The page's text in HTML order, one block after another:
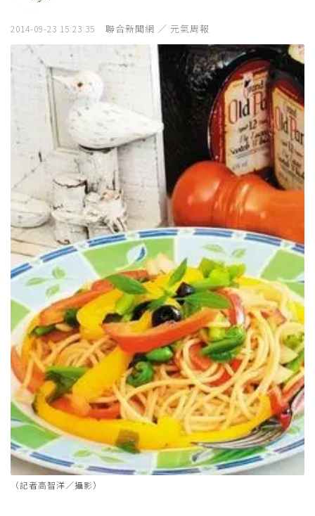
2014-09-23 15:23:35 聯合新聞網 ／ 元氣周報
（記者高智洋／攝影）